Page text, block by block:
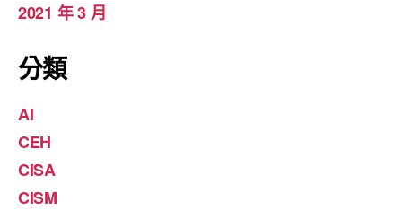
2021 年 3 月
分類
AI
CEH
CISA
CISM